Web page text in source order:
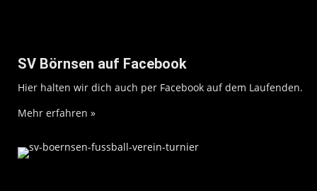
SV Börnsen auf Facebook
Hier halten wir dich auch per Facebook auf dem Laufenden.
Mehr erfahren »